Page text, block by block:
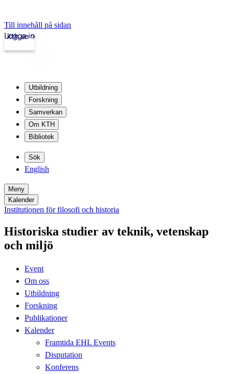
Till innehåll på sidan
kth.se
Logga in
Utbildning
Forskning
Samverkan
Om KTH
Bibliotek
Sök
English
Meny
Kalender
Institutionen för filosofi och historia
Historiska studier av teknik, vetenskap
och miljö
Event
Om oss
Utbildning
Forskning
Publikationer
Kalender
Framtida EHL Events
Disputation
Konferens